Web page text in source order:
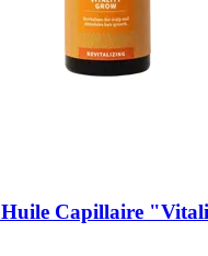
Huile Capillaire